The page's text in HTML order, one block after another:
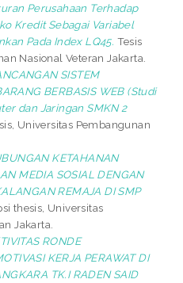
Perusahaan Terhadap
Kredit Sebagai Variabel
Pada Index LQ45. Tesis
Nasional Veteran Jakarta.
SISTEM
BERBASIS WEB (Studi
dan Jaringan SMKN 2
Universitas Pembangunan
KETAHANAN
MEDIA SOSIAL DENGAN
REMAJA DI SMP
thesis, Universitas
Jakarta.
RONDE
KERJA PERAWAT DI
TK.I RADEN SAID